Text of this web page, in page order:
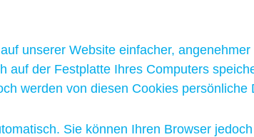
unserer Website einfacher,
auf der Festplatte Ihres Computers
werden von diesen Cookies
Sie können Ihren Browser